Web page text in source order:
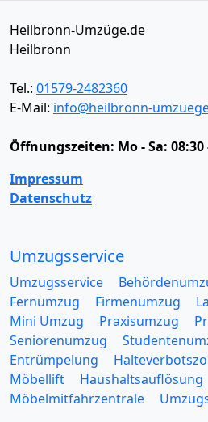
Heilbronn-Umzüge.de
Heilbronn
Tel.: 01579-2482360
E-Mail: info@heilbronn-
Öffnungszeiten: Mo - Sa:
Impressum
Datenschutz
Umzugsservice
Umzugsservice
Fernumzug
Firmenumzug
Mini Umzug
Praxisumzug
Seniorenumzug
Entrümpelung
Möbellift
Haushaltsauflösung
Möbelmitfahrzentrale